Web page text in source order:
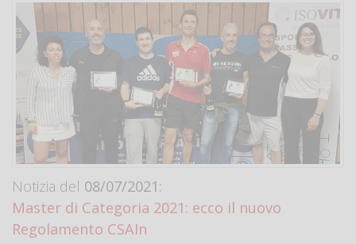
Notizia del 08/07/2021:
Master di Categoria 2021: ecco il nuovo
Regolamento CSAIn